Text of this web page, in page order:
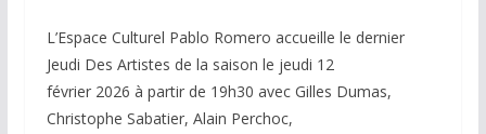
L’Espace Culturel Pablo Romero accueille le dernier
Jeudi Des Artistes de la saison le jeudi 12
février 2026 à partir de 19h30 avec Gilles Dumas,
Christophe Sabatier, Alain Perchoc,